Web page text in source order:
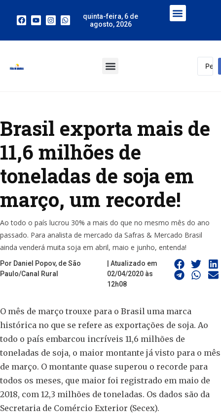
quinta-feira, 6 de
agosto, 2026
Brasil exporta mais de
11,6 milhões de
toneladas de soja em
março, um recorde!
Ao todo o país lucrou 30% a mais do que no mesmo mês do ano
passado. Para analista de mercado da Safras & Mercado Brasil
ainda venderá muita soja em abril, maio e junho, entenda!
Por Daniel Popov, de São
Paulo/Canal Rural
| Atualizado em
02/04/2020 às
12h08
O mês de março trouxe para o Brasil uma marca
histórica no que se refere as exportações de soja. Ao
todo o país embarcou incríveis 11,6 milhões de
toneladas de soja, o maior montante já visto para o mês
de março. O montante quase superou o recorde para
todos os meses, que maior foi registrado em maio de
2018, com 12,3 milhões de toneladas. Os dados são da
Secretaria de Comércio Exterior (Secex).